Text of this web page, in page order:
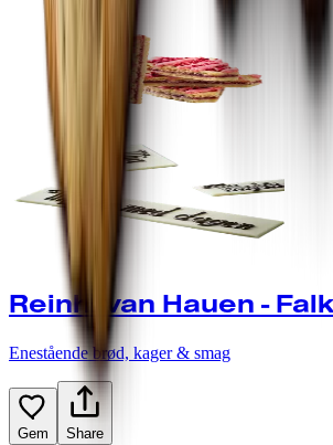
Reinh. van Hauen -
Enestående brød, kager & smag
Gem Share